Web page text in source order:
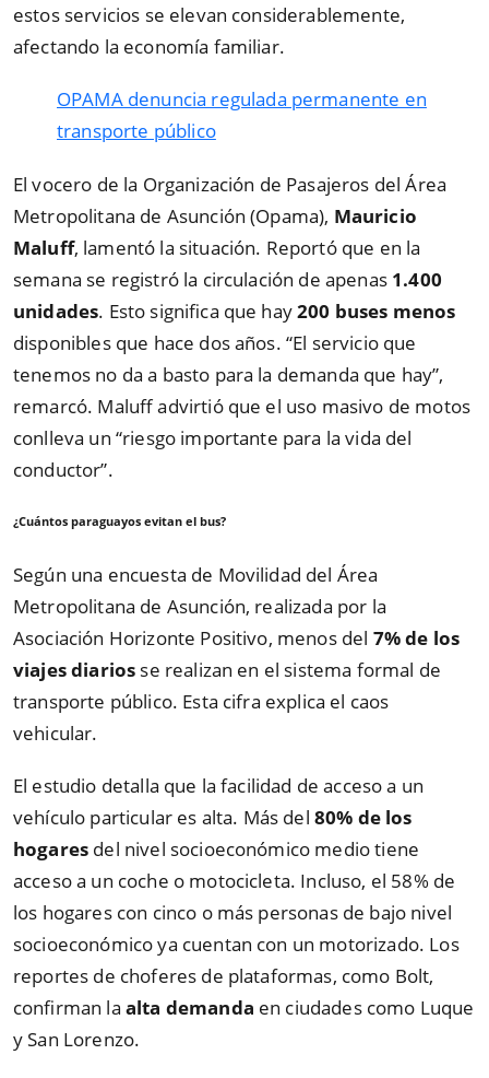
estos servicios se elevan considerablemente,
afectando la economía familiar.
OPAMA denuncia regulada permanente en
transporte público
El vocero de la Organización de Pasajeros del Área
Metropolitana de Asunción (Opama), Mauricio
Maluff, lamentó la situación. Reportó que en la
semana se registró la circulación de apenas 1.400
unidades. Esto significa que hay200 buses menos
disponibles que hace dos años. “El servicio que
tenemos no da a basto para la demanda que hay”,
remarcó. Maluff advirtió que el uso masivo de motos
conlleva un “riesgo importante para la vida del
conductor”.
¿Cuántos paraguayos evitan el bus?
Según una encuesta de Movilidad del Área
Metropolitana de Asunción, realizada por la
Asociación Horizonte Positivo, menos del 7% de los
viajes diarios se realizan en el sistema formal de
transporte público. Esta cifra explica el caos
vehicular.
El estudio detalla que la facilidad de acceso a un
vehículo particular es alta. Más del 80% de los
hogares del nivel socioeconómico medio tiene
acceso a un coche o motocicleta. Incluso, el 58% de
los hogares con cinco o más personas de bajo nivel
socioeconómico ya cuentan con un motorizado. Los
reportes de choferes de plataformas, como Bolt,
confirman la alta demanda en ciudades como Luque
y San Lorenzo.